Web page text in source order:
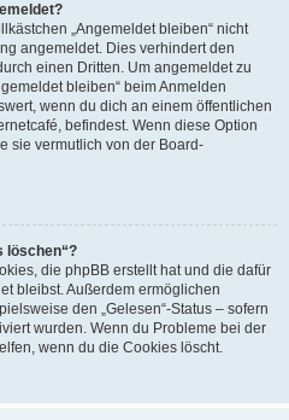
„Angemeldet bleiben“ nicht
angemeldet. Dies verhindert den
einen Dritten. Um angemeldet zu
bleiben“ beim Anmelden
wenn du dich an einem öffentlichen
befindest. Wenn diese Option
sie vermutlich von der Board-
löschen“?
die phpBB erstellt hat und die dafür
bleibst. Außerdem ermöglichen
den „Gelesen“-Status – sofern
wurden. Wenn du Probleme bei der
wenn du die Cookies löscht.